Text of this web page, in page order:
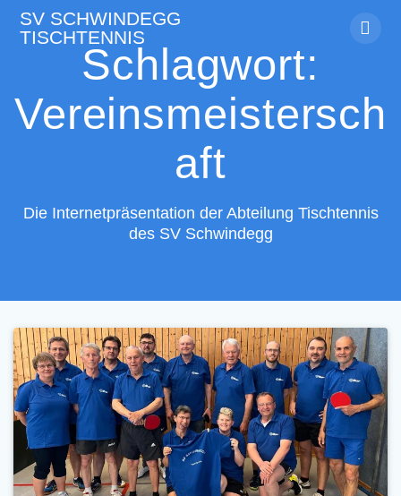
SV SCHWINDEGG
TISCHTENNIS
Schlagwort:
Vereinsmeistersch
aft
Die Internetpräsentation der Abteilung Tischtennis
des SV Schwindegg